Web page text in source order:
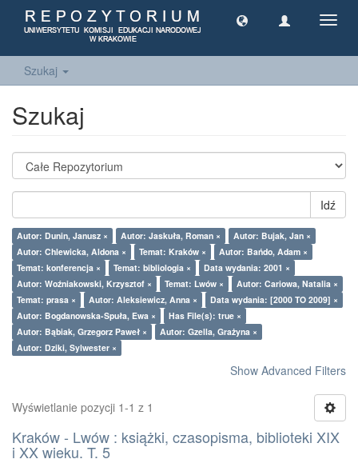
Szukaj
Szukaj
Idź
Autor: Dunin, Janusz × Autor: Jaskuła, Roman ×
Autor: Bujak, Jan ×
Autor: Chlewicka, Aldona ×
Temat: Kraków ×
Autor: Bańdo, Adam ×
Temat: konferencja ×
Temat: bibliologia ×
Data wydania: 2001 ×
Autor: Woźniakowski, Krzysztof ×
Temat: Lwów ×
Autor: Cariowa, Natalia ×
Temat: prasa ×
Autor: Aleksiewicz, Anna ×
Data wydania: [2000 TO 2009] ×
Autor: Bogdanowska-Spuła, Ewa ×
Has File(s): true ×
Autor: Bąbiak, Grzegorz Paweł ×
Autor: Gzella, Grażyna ×
Autor: Dziki, Sylwester ×
Show Advanced Filters
Wyświetlanie pozycji 1-1 z 1
Kraków - Lwów : książki, czasopisma, biblioteki XIX
i XX wieku. T. 5